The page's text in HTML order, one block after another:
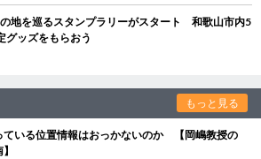
地を巡るスタンプラリーがスタート 和歌山市内5
グッズをもらおう
もっと見る
ている位置情報はおっかないのか 【岡嶋教授の